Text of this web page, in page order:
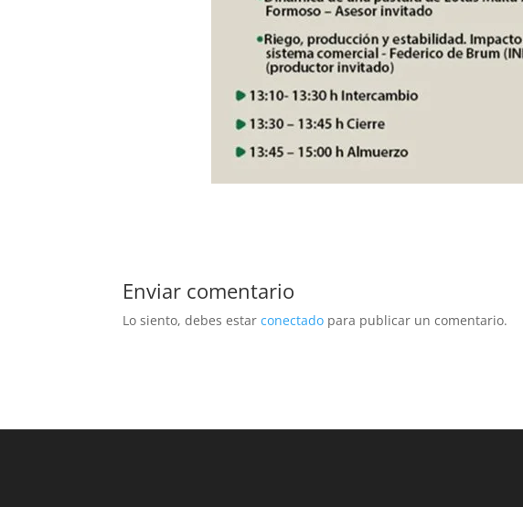
Enviar comentario
Lo siento, debes estarconectado para publicar un comentario.